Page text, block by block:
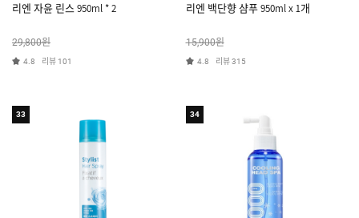
리엔 자윤 린스 950ml * 2
29,800원
4.8 리뷰 101
리엔 백단향 샴푸 950ml x 1개
15,900원
4.8 리뷰315
33 34